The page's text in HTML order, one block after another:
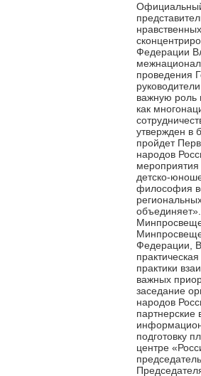
Официальный
Федерации
проведения
важную роль
как
утвержден в
пройдет
народов
мероприятия
детско-
философия
Федерации,
практики
важных
заседание
народов
подготовку
центре